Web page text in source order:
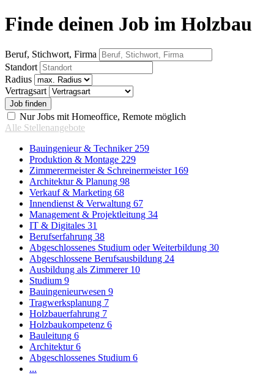
Finde deinen Job im Holzbau
Beruf, Stichwort, Firma
Standort
Radius
Vertragsart
Nur Jobs mit Homeoffice, Remote möglich
Alle Stellenangebote
Bauingenieur & Techniker 259
Produktion & Montage 229
Zimmerermeister & Schreinermeister 169
Architektur & Planung 98
Verkauf & Marketing 68
Innendienst & Verwaltung 67
Management & Projektleitung 34
IT & Digitales 31
Berufserfahrung 38
Abgeschlossenes Studium oder Weiterbildung 30
Abgeschlossene Berufsausbildung 24
Ausbildung als Zimmerer 10
Studium 9
Bauingenieurwesen 9
Tragwerksplanung 7
Holzbauerfahrung 7
Holzbaukompetenz 6
Bauleitung 6
Architektur6
Abgeschlossenes Studium 6
...